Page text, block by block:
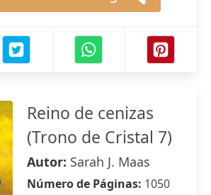
Reino de cenizas
(Trono de Cristal 7)
Autor: Sarah J. Maas
Número de Páginas: 1050